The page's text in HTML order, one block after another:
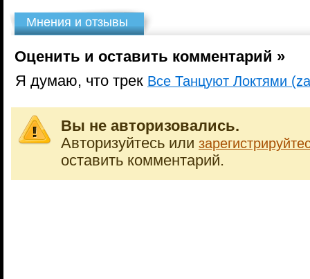
Мнения и отзывы
Оценить и оставить комментарий »
Я думаю, что трек Все Танцуют Локтями
Вы не авторизовались.
Авторизуйтесь или
оставить комментарий.